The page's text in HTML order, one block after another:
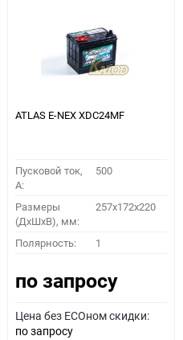
ATLAS E-NEX XDC24MF
Пусковой ток,
A:
500
Размеры
(ДхШхВ), мм:
257x172x220
Полярность: 1
по запросу
Цена без ECOном скидки:
по запросу